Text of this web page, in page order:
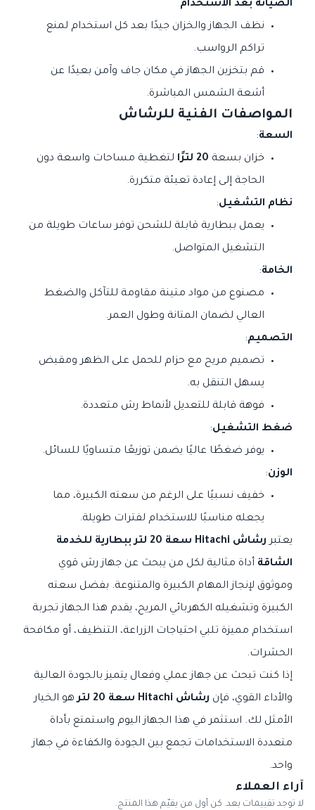
الصيانة بعد الاستخدام
نظف الجهاز والخزان جيدًا بعد كل استخدام لمنع
تراكم الرواسب.
قم بتخزين الجهاز في مكان جاف وآمن بعيدًا عن
أشعة الشمس المباشرة.
المواصفات الفنية للرشاش
السعة:
خزان بسعة 20 لترًا
لتغطية مساحات واسعة دون
الحاجة إلى إعادة تعبئة متكررة.
نظام التشغيل:
يعمل ببطارية قابلة للشحن توفر ساعات طويلة من
التشغيل المتواصل.
الخامة:
مصنوع من مواد متينة مقاومة للتآكل والضغط
العالي لضمان المتانة وطول العمر.
التصميم:
تصميم مريح مع حزام للحمل على الظهر ومقبض
يسهل التنقل به.
فوهة قابلة للتعديل لأنماط رش متعددة.
ضغط التشغيل:
يوفر ضغطًا عاليًا يضمن توزيعًا متساويًا للسائل.
الوزن:
خفيف نسبيًا على الرغم من سعته الكبيرة، مما
يجعله مناسبًا للاستخدام لفترات طويلة.
يعتبر
رشاش Hitachi سعة 20 لتر ببطارية للخدمة
الشاقة أداة مثالية لكل من يبحث عن جهاز رش قوي
وموثوق لإنجاز المهام الكبيرة والمتنوعة. بفضل سعته
الكبيرة وتشغيله الكهربائي المريح، يقدم هذا الجهاز تجربة
استخدام مميزة تلبي احتياجات الزراعة، التنظيف، أو مكافحة
الحشرات.
إذا كنت تبحث عن جهاز عملي وفعال يتميز بالجودة العالية
والأداء القوي، فإن رشاش Hitachi سعة 20 لتر
هو الخيار
الأمثل لك. استثمر في هذا الجهاز اليوم واستمتع بأداة
متعددة الاستخدامات تجمع بين الجودة والكفاءة في جهاز
واحد.
آراء العملاء
لا توجد تقييمات بعد. كن أول من يقيّم هذا المنتج.